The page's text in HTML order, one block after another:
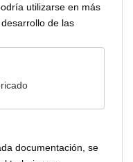
utilizarse en más
de las
documentación, se